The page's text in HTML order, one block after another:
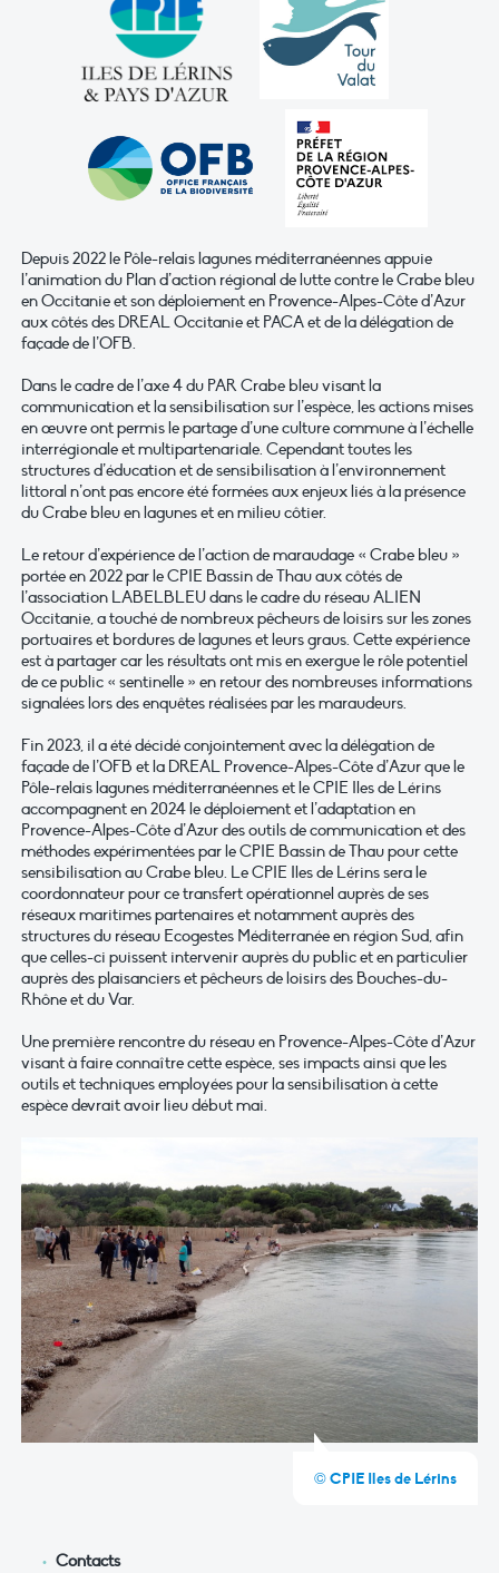
Depuis 2022 le Pôle-relais lagunes méditerranéennes appuie
l’animation du Plan d’action régional de lutte contre le Crabe bleu
en Occitanie et son déploiement en Provence-Alpes-Côte d’Azur
aux côtés des DREAL Occitanie et PACA et de la délégation de
façade de l’OFB.
Dans le cadre de l’axe 4 du PAR Crabe bleu visant la
communication et la sensibilisation sur l’espèce, les actions mises
en œuvre ont permis le partage d’une culture commune à l’échelle
interrégionale et multipartenariale. Cependant toutes les
structures d’éducation et de sensibilisation à l’environnement
littoral n’ont pas encore été formées aux enjeux liés à la présence
du Crabe bleu en lagunes et en milieu côtier.
Le retour d’expérience de l’action de maraudage « Crabe bleu »
portée en 2022 par le CPIE Bassin de Thau aux côtés de
l’association LABELBLEU dans le cadre du réseau ALIEN
Occitanie, a touché de nombreux pêcheurs de loisirs sur les zones
portuaires et bordures de lagunes et leurs graus. Cette expérience
est à partager car les résultats ont mis en exergue le rôle potentiel
de ce public « sentinelle » en retour des nombreuses informations
signalées lors des enquêtes réalisées par les maraudeurs.
Fin 2023, il a été décidé conjointement avec la délégation de
façade de l’OFB et la DREAL Provence-Alpes-Côte d’Azur que le
Pôle-relais lagunes méditerranéennes et le CPIE Iles de Lérins
accompagnent en 2024 le déploiement et l’adaptation en
Provence-Alpes-Côte d’Azur des outils de communication et des
méthodes expérimentées par le CPIE Bassin de Thau pour cette
sensibilisation au Crabe bleu. Le CPIE Iles de Lérins sera le
coordonnateur pour ce transfert opérationnel auprès de ses
réseaux maritimes partenaires et notamment auprès des
structures du réseau Ecogestes Méditerranée en région Sud, afin
que celles-ci puissent intervenir auprès du public et en particulier
auprès des plaisanciers et pêcheurs de loisirs des Bouches-du-
Rhône et du Var.
Une première rencontre du réseau en Provence-Alpes-Côte d’Azur
visant à faire connaître cette espèce, ses impacts ainsi que les
outils et techniques employées pour la sensibilisation à cette
espèce devrait avoir lieu début mai.
© CPIE Iles de Lérins
Contacts